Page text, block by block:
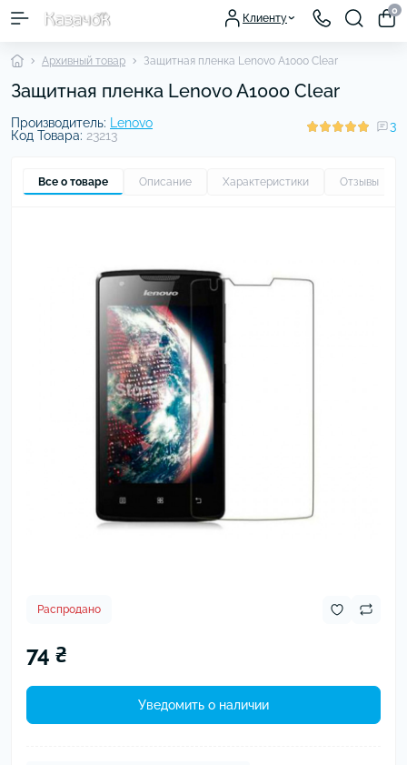
Клиенту
0
Архивный товар Защитная пленка Lenovo A1000 Clear
Защитная пленка Lenovo A1000 Clear
Производитель:
Lenovo
Код Товара: 23213
3
Все о товаре Описание Характеристики Отзывы
Распродано
74 ₴
Уведомить о наличии